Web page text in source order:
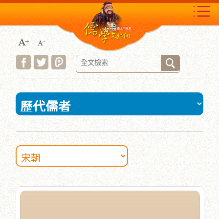
到
主
要
內
容
區
塊
:::